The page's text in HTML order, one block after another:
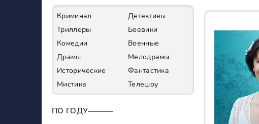
Криминал
Детективы
Триллеры
Боевики
Комедии
Военные
Драмы
Мелодрамы
Исторические
Фантастика
Мистика
Телешоу
ПО ГОДУ